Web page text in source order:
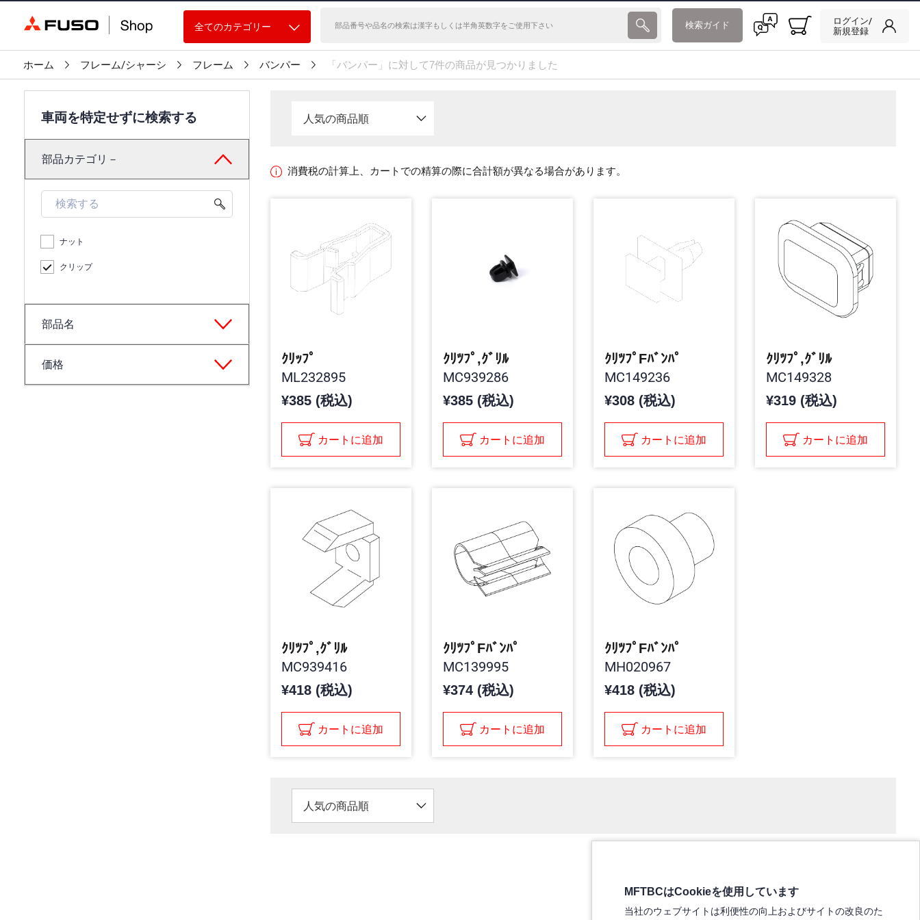
全てのカテゴリー 検索ガイド
ログイン/
新規登録
ホーム フレーム/シャーシ フレーム バンパー 「バンパー」に対して7件の商品が見つかりました
車両を特定せずに検索する
部品カテゴリ－
ナット
クリップ
部品名
価格
人気の商品順
消費税の計算上、カートでの精算の際に合計額が異なる場合があります。
ｸﾘｯﾌﾟ
ML232895
¥385 (税込)
カートに追加
ｸﾘﾂﾌﾟ,ｸﾞﾘﾙ
MC939286
¥385 (税込)
カートに追加
ｸﾘﾂﾌﾟFﾊﾞﾝﾊﾟ
MC149236
¥308 (税込)
カートに追加
ｸﾘﾂﾌﾟ,ｸﾞﾘﾙ
MC149328
¥319 (税込)
カートに追加
ｸﾘﾂﾌﾟ,ｸﾞﾘﾙ
MC939416
¥418 (税込)
カートに追加
ｸﾘﾂﾌﾟFﾊﾞﾝﾊﾟ
MC139995
¥374 (税込)
カートに追加
ｸﾘﾂﾌﾟFﾊﾞﾝﾊﾟ
MH020967
¥418 (税込)
カートに追加
人気の商品順
MFTBCはCookieを使用しています
当社のウェブサイトは利便性の向上およびサイトの改良のた